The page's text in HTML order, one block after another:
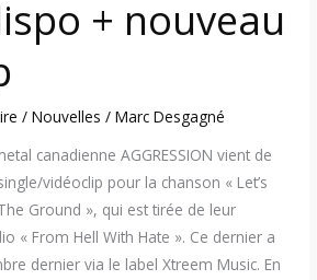
+ nouveau
/Nouvelles /Marc Desgagné
canadienne AGGRESSION vient de
vidéoclip pour la chanson « Let’s
Ground », qui est tirée de leur
« From Hell With Hate ». Ce dernier a
dernier via le label Xtreem Music. En